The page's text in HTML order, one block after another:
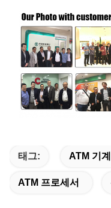
태그: ATM 기
ATM 프로세서